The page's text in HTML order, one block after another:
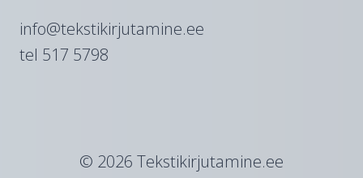
info@tekstikirjutamine.ee
tel 517 5798
© 2026 Tekstikirjutamine.ee